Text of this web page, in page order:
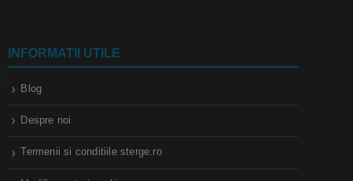
INFORMATII UTILE
Blog
Despre noi
Termenii si conditiile sterge.ro